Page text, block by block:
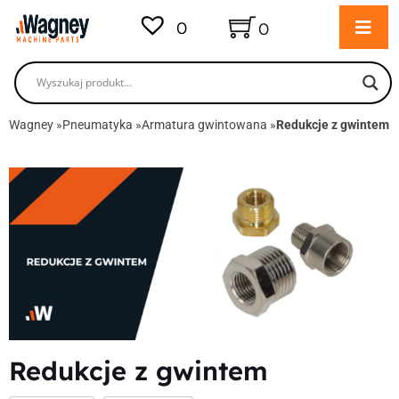
0 0
Wagney »Pneumatyka »Armatura gwintowana »Redukcje z gwintem
Redukcje z gwintem